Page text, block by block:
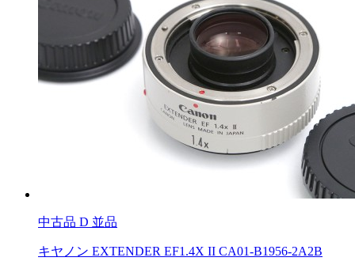
中古品 D 並品
キヤノン EXTENDER EF1.4X II CA01-B1956-2A2B